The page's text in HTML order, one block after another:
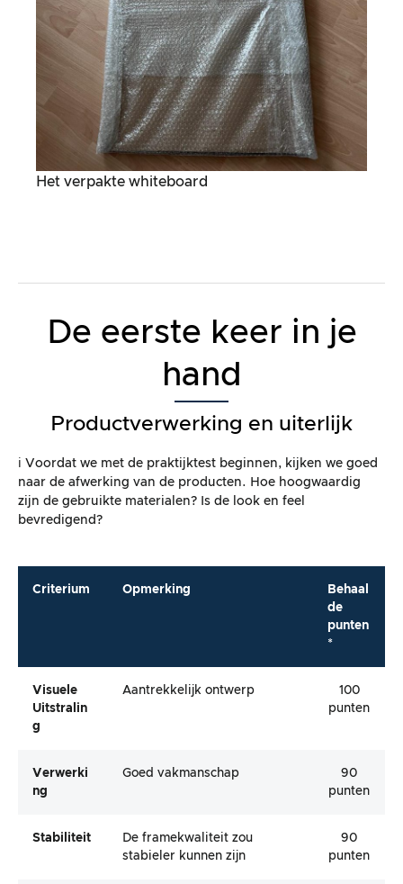
Het verpakte whiteboard
De eerste keer in je
hand
Productverwerking en uiterlijk
ℹ️ Voordat we met de praktijktest beginnen, kijken we goed
naar de afwerking van de producten. Hoe hoogwaardig
zijn de gebruikte materialen? Is de look en feel
bevredigend?
Criterium Opmerking
Behaal
de
punten
*
Visuele
Uitstralin
G
Aantrekkelijk ontwerp
100
punten
Verwerki
Ng
Goed vakmanschap
90
punten
Stabiliteit
De framekwaliteit zou
stabieler kunnen zijn
90
punten